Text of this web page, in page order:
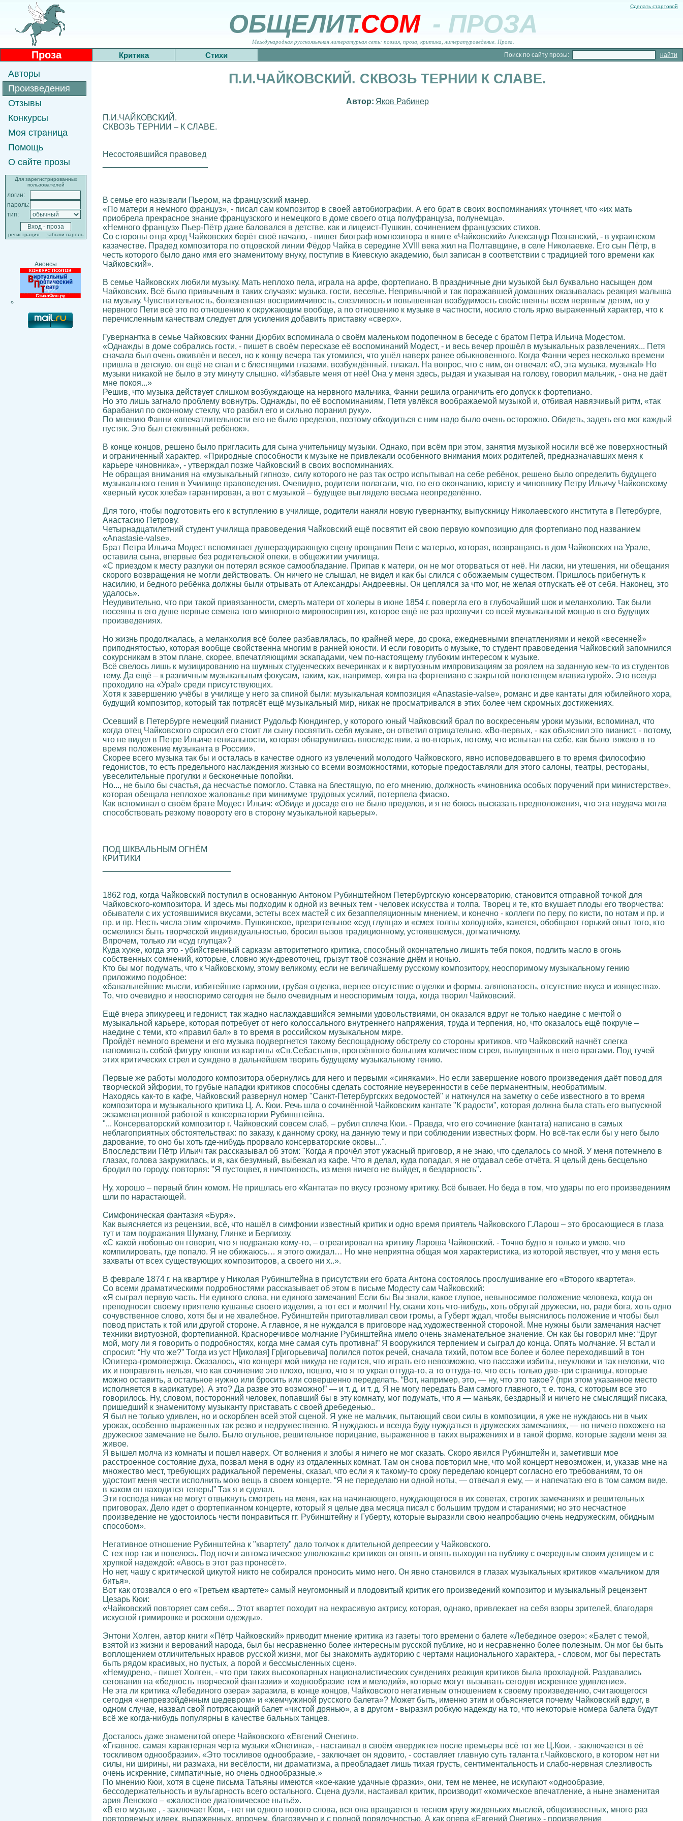
Сделать стартовой
ОБЩЕЛИТ.COM - ПРОЗА
Международная русскоязычная литературная сеть: поэзия, проза, критика, литературоведение. Проза.
Проза Критика Стихи Поиск по сайту прозы:
Авторы
Произведения
Отзывы
Конкурсы
Моя страница
Помощь
О сайте прозы
Для зарегистрированных
пользователей
логин:
пароль:
тип:
регистрация забыли пароль
Анонсы
П.И.ЧАЙКОВСКИЙ. СКВОЗЬ ТЕРНИИ К СЛАВЕ.
Автор: Яков Рабинер
П.И.ЧАЙКОВСКИЙ.
СКВОЗЬ ТЕРНИИ – К СЛАВЕ.
Несостоявшийся правовед
В семье его называли Пьером, на французский манер.
«По матери я немного француз», - писал сам композитор в своей автобиографии. А его брат в своих воспоминаниях уточняет, что «их мать
приобрела прекрасное знание французского и немецкого в доме своего отца полуфранцуза, полунемца».
«Немного француз» Пьер-Пётр даже баловался в детстве, как и лицеист-Пушкин, сочинением французских стихов.
Со стороны отца «род Чайковских берёт своё начало, - пишет биограф композитора в книге «Чайковский» Александр Познанский, - в украинском
казачестве. Прадед композитора по отцовской линии Фёдор Чайка в середине XVIII века жил на Полтавщине, в селе Николаевке. Его сын Пётр, в
честь которого было дано имя его знаменитому внуку, поступив в Киевскую академию, был записан в соответствии с традицией того времени как
Чайковский».
В семье Чайковских любили музыку. Мать неплохо пела, играла на арфе, фортепиано. В праздничные дни музыкой был буквально насыщен дом
Чайковских. Всё было привычным в таких случаях: музыка, гости, веселье. Непривычной и так поражавшей домашних оказывалась реакция малыша
на музыку. Чувствительность, болезненная восприимчивость, слезливость и повышенная возбудимость свойственны всем нервным детям, но у
нервного Пети всё это по отношению к окружающим вообще, а по отношению к музыке в частности, носило столь ярко выраженный характер, что к
перечисленным качествам следует для усиления добавить приставку «сверх».
Гувернантка в семье Чайковских Фанни Дюрбих вспоминала о своём маленьком подопечном в беседе с братом Петра Ильича Модестом.
«Однажды в доме собрались гости, - пишет в своём пересказе её воспоминаний Модест, - и весь вечер прошёл в музыкальных развлечениях... Петя
сначала был очень оживлён и весел, но к концу вечера так утомился, что ушёл наверх ранее обыкновенного. Когда Фанни через несколько времени
пришла в детскую, он ещё не спал и с блестящими глазами, возбуждённый, плакал. На вопрос, что с ним, он отвечал: «О, эта музыка, музыка!» Но
музыки никакой не было в эту минуту слышно. «Избавьте меня от неё! Она у меня здесь, рыдая и указывая на голову, говорил мальчик, - она не даёт
мне покоя...»
Решив, что музыка действует слишком возбуждающе на нервного мальчика, Фанни решила ограничить его допуск к фортепиано.
Но это лишь загнало проблему вовнутрь. Однажды, по её воспоминаниям, Петя увлёкся воображаемой музыкой и, отбивая навязчивый ритм, «так
барабанил по оконному стеклу, что разбил его и сильно поранил руку».
По мнению Фанни «впечатлительности его не было пределов, поэтому обходиться с ним надо было очень осторожно. Обидеть, задеть его мог каждый
пустяк. Это был стеклянный ребёнок».
В конце концов, решено было пригласить для сына учительницу музыки. Однако, при всём при этом, занятия музыкой носили всё же поверхностный
и ограниченный характер. «Природные способности к музыке не привлекали особенного внимания моих родителей, предназначавших меня к
карьере чиновника», - утверждал позже Чайковский в своих воспоминаниях.
Не обращая внимания на «музыкальный гипноз», силу которого не раз так остро испытывал на себе ребёнок, решено было определить будущего
музыкального гения в Училище правоведения. Очевидно, родители полагали, что, по его окончанию, юристу и чиновнику Петру Ильичу Чайковскому
«верный кусок хлеба» гарантирован, а вот с музыкой – будущее выглядело весьма неопределённо.
Для того, чтобы подготовить его к вступлению в училище, родители наняли новую гувернантку, выпускницу Николаевского института в Петербурге,
Анастасию Петрову.
Четырнадцатилетний студент училища правоведения Чайковский ещё посвятит ей свою первую композицию для фортепиано под названием
«Anastasie-valse».
Брат Петра Ильича Модест вспоминает душераздирающую сцену прощания Пети с матерью, которая, возвращаясь в дом Чайковских на Урале,
оставила сына, впервые без родительской опеки, в общежитии училища.
«С приездом к месту разлуки он потерял всякое самообладание. Припав к матери, он не мог оторваться от неё. Ни ласки, ни утешения, ни обещания
скорого возвращения не могли действовать. Он ничего не слышал, не видел и как бы слился с обожаемым существом. Пришлось прибегнуть к
насилию, и бедного ребёнка должны были отрывать от Александры Андреевны. Он цеплялся за что мог, не желая отпускать её от себя. Наконец, это
удалось».
Неудивительно, что при такой привязанности, смерть матери от холеры в июне 1854 г. повергла его в глубочайший шок и меланхолию. Так были
посеяны в его душе первые семена того минорного мировосприятия, которое ещё не раз прозвучит со всей музыкальной мощью в его будущих
произведениях.
Но жизнь продолжалась, а меланхолия всё более разбавлялась, по крайней мере, до срока, ежедневными впечатлениями и некой «весенней»
приподнятостью, которая вообще свойственна многим в ранней юности. И если говорить о музыке, то студент правоведения Чайковский запомнился
сокурсникам в этом плане, скорее, впечатляющими эскападами, чем по-настоящему глубоким интересом к музыке.
Всё свелось лишь к музицированию на шумных студенческих вечеринках и к виртуозным импровизациям за роялем на заданную кем-то из студентов
тему. Да ещё – к различным музыкальным фокусам, таким, как, например, «игра на фортепиано с закрытой полотенцем клавиатурой». Это всегда
проходило на «Ура!» среди присутствующих.
Хотя к завершению учёбы в училище у него за спиной были: музыкальная композиция «Anastasie-valse», романс и две кантаты для юбилейного хора,
будущий композитор, который так потрясёт ещё музыкальный мир, никак не просматривался в этих более чем скромных достижениях.
Осевший в Петербурге немецкий пианист Рудольф Кюндингер, у которого юный Чайковский брал по воскресеньям уроки музыки, вспоминал, что
когда отец Чайковского спросил его стоит ли сыну посвятить себя музыке, он ответил отрицательно. «Во-первых, - как объяснил это пианист, - потому,
что не видел в Петре Ильиче гениальности, которая обнаружилась впоследствии, а во-вторых, потому, что испытал на себе, как было тяжело в то
время положение музыканта в России».
Скорее всего музыка так бы и осталась в качестве одного из увлечений молодого Чайковского, явно исповедовавшего в то время философию
гедонистов, то есть предельного наслаждения жизнью со всеми возможностями, которые предоставляли для этого салоны, театры, рестораны,
увеселительные прогулки и бесконечные попойки.
Но..., не было бы счастья, да несчастье помогло. Ставка на блестящую, по его мнению, должность «чиновника особых поручений при министерстве»,
которая обещала неплохое жалованье при минимуме трудовых усилий, потерпела фиаско.
Как вспоминал о своём брате Модест Ильич: «Обиде и досаде его не было пределов, и я не боюсь высказать предположения, что эта неудача могла
способствовать резкому повороту его в сторону музыкальной карьеры».
ПОД ШКВАЛЬНЫМ ОГНЁМ
КРИТИКИ
1862 год, когда Чайковский поступил в основанную Антоном Рубинштейном Петербургскую консерваторию, становится отправной точкой для
Чайковского-композитора. И здесь мы подходим к одной из вечных тем - человек искусства и толпа. Творец и те, кто вкушает плоды его творчества:
обыватели с их устоявшимися вкусами, эстеты всех мастей с их безаппеляционным мнением, и конечно - коллеги по перу, по кисти, по нотам и пр. и
пр. и пр. Несть числа этим «прочим». Пушкинское, презрительное «суд глупца» и «смех толпы холодной», кажется, обобщают горький опыт того, кто
осмелился быть творческой индивидуальностью, бросил вызов традиционному, устоявшемуся, догматичному.
Впрочем, только ли «суд глупца»?
Куда хуже, когда это - убийственный сарказм авторитетного критика, способный окончательно лишить тебя покоя, подлить масло в огонь
собственных сомнений, которые, словно жук-древоточец, грызут твоё сознание днём и ночью.
Кто бы мог подумать, что к Чайковскому, этому великому, если не величайшему русскому композитору, неоспоримому музыкальному гению
приложимо подобное:
«банальнейшие мысли, избитейшие гармонии, грубая отделка, вернее отсутствие отделки и формы, аляповатость, отсутствие вкуса и изящества».
То, что очевидно и неоспоримо сегодня не было очевидным и неоспоримым тогда, когда творил Чайковский.
Ещё вчера эпикуреец и гедонист, так жадно наслаждавшийся земными удовольствиями, он оказался вдруг не только наедине с мечтой о
музыкальной карьере, которая потребует от него колоссального внутреннего напряжения, труда и терпения, но, что оказалось ещё покруче –
наедине с теми, кто «правил бал» в то время в российском музыкальном мире.
Пройдёт немного времени и его музыка подвергнется такому беспощадному обстрелу со стороны критиков, что Чайковский начнёт слегка
напоминать собой фигуру юноши из картины «Св.Себастьян», пронзённого большим количеством стрел, выпущенных в него врагами. Под тучей
этих критических стрел и суждено в дальнейшем творить будущему музыкальному гению.
Первые же работы молодого композитора обернулись для него и первыми «синяками». Но если завершение нового произведения даёт повод для
творческой эйфории, то грубые нападки критиков способны сделать состояние неуверенности в себе перманентным, необратимым.
Находясь как-то в кафе, Чайковский развернул номер "Санкт-Петербургских ведомостей" и наткнулся на заметку о себе известного в то время
композитора и музыкального критика Ц. А. Кюи. Речь шла о сочинённой Чайковским кантате "К радости", которая должна была стать его выпускной
экзаменационной работой в консерватории Рубинштейна.
"... Консерваторский композитор г. Чайковский совсем слаб, – рубил сплеча Кюи. - Правда, что его сочинение (кантата) написано в самых
неблагоприятных обстоятельствах: по заказу, к данному сроку, на данную тему и при соблюдении известных форм. Но всё-так если бы у него было
дарование, то оно бы хоть где-нибудь прорвало консерваторские оковы...".
Впоследствии Пётр Ильич так рассказывал об этом: "Когда я прочёл этот ужасный приговор, я не знаю, что сделалось со мной. У меня потемнело в
глазах, голова закружилась, и я, как безумный, выбежал из кафе. Что я делал, куда попадал, я не отдавал себе отчёта. Я целый день бесцельно
бродил по городу, повторяя: "Я пустоцвет, я ничтожность, из меня ничего не выйдет, я бездарность".
Ну, хорошо – первый блин комом. Не пришлась его «Кантата» по вкусу грозному критику. Всё бывает. Но беда в том, что удары по его произведениям
шли по нарастающей.
Симфоническая фантазия «Буря».
Как выясняется из рецензии, всё, что нашёл в симфонии известный критик и одно время приятель Чайковского Г.Ларош – это бросающиеся в глаза
тут и там подражания Шуману, Глинке и Берлиозу.
«С какой любовью он говорит, что я подражаю кому-то, – отреагировал на критику Лароша Чайковский. - Точно будто я только и умею, что
компилировать, где попало. Я не обижаюсь… я этого ожидал… Но мне неприятна общая моя характеристика, из которой явствует, что у меня есть
захваты от всех существующих композиторов, а своего ни х..».
В феврале 1874 г. на квартире у Николая Рубинштейна в присутствии его брата Антона состоялось прослушивание его «Второго квартета».
Со всеми драматическими подробностями рассказывает об этом в письме Модесту сам Чайковский:
«Я сыграл первую часть. Ни единого слова, ни единого замечания! Если бы Вы знали, какое глупое, невыносимое положение человека, когда он
преподносит своему приятелю кушанье своего изделия, а тот ест и молчит! Ну, скажи хоть что-нибудь, хоть обругай дружески, но, ради бога, хоть одно
сочувственное слово, хотя бы и не хвалебное. Рубинштейн приготавливал свои громы, а Губерт ждал, чтобы выяснилось положение и чтобы был
повод пристать к той или другой стороне. А главное, я не нуждался в приговоре над художественной стороной. Мне нужны были замечания насчет
техники виртуозной, фортепианной. Красноречивое молчание Рубинштейна имело очень знаменательное значение. Он как бы говорил мне: “Друг
мой, могу ли я говорить о подробностях, когда мне самая суть противна!” Я вооружился терпением и сыграл до конца. Опять молчание. Я встал и
спросил: “Ну что же?” Тогда из уст Н[иколая] Гр[игорьевича] полился поток речей, сначала тихий, потом все более и более переходивший в тон
Юпитера-громовержца. Оказалось, что концерт мой никуда не годится, что играть его невозможно, что пассажи избиты, неуклюжи и так неловки, что
их и поправлять нельзя, что как сочинение это плохо, пошло, что я то украл оттуда-то, а то оттуда-то, что есть только две-три страницы, которые
можно оставить, а остальное нужно или бросить или совершенно переделать. “Вот, например, это, — ну, что это такое? (при этом указанное место
исполняется в карикатуре). А это? Да разве это возможно!” — и т. д. и т. д. Я не могу передать Вам самого главного, т. е. тона, с которым все это
говорилось. Ну, словом, посторонний человек, попавший бы в эту комнату, мог подумать, что я — маньяк, бездарный и ничего не смыслящий писака,
пришедший к знаменитому музыканту приставать с своей дребеденью..
Я был не только удивлен, но и оскорблен всей этой сценой. Я уже не мальчик, пытающий свои силы в композиции, я уже не нуждаюсь ни в чьих
уроках, особенно выраженных так резко и недружественно. Я нуждаюсь и всегда буду нуждаться в дружеских замечаниях, — но ничего похожего на
дружеское замечание не было. Было огульное, решительное порицание, выраженное в таких выражениях и в такой форме, которые задели меня за
живое.
Я вышел молча из комнаты и пошел наверх. От волнения и злобы я ничего не мог сказать. Скоро явился Рубинштейн и, заметивши мое
расстроенное состояние духа, позвал меня в одну из отдаленных комнат. Там он снова повторил мне, что мой концерт невозможен, и, указав мне на
множество мест, требующих радикальной перемены, сказал, что если я к такому-то сроку переделаю концерт согласно его требованиям, то он
удостоит меня чести исполнить мою вещь в своем концерте. “Я не переделаю ни одной ноты, — отвечал я ему, — и напечатаю его в том самом виде,
в каком он находится теперь!” Так я и сделал.
Эти господа никак не могут отвыкнуть смотреть на меня, как на начинающего, нуждающегося в их советах, строгих замечаниях и решительных
приговорах. Дело идет о фортепианном концерте, который я целые два месяца писал с большим трудом и стараниями; но это несчастное
произведение не удостоилось чести понравиться гг. Рубинштейну и Губерту, которые выразили свою неапробацию очень недружеским, обидным
способом».
Негативное отношение Рубинштейна к "квартету" дало толчок к длительной депреесии у Чайковского.
С тех пор так и повелось. Под почти автоматическое улюлюканье критиков он опять и опять выходил на публику с очередным своим детищем и с
хрупкой надеждой: «Авось в этот раз пронесёт».
Но нет, чашу с критической цикутой никто не собирался проносить мимо него. Он явно становился в глазах музыкальных критиков «мальчиком для
битья».
Вот как отозвался о его «Третьем квартете» самый неугомонный и плодовитый критик его произведений композитор и музыкальный рецензент
Цезарь Кюи:
«Чайковский повторяет сам себя... Этот квартет походит на некрасивую актрису, которая, однако, привлекает на себя взоры зрителей, благодаря
искусной гримировке и роскоши одежды».
Энтони Холген, автор книги «Пётр Чайковский» приводит мнение критика из газеты того времени о балете «Лебединое озеро»: «Балет с темой,
взятой из жизни и верований народа, был бы несравненно более интересным русской публике, но и несравненно более полезным. Он мог бы быть
воплощением отличительных нравов русской жизни, мог бы знакомить аудиторию с чертами национального характера, - словом, мог бы перестать
быть рядом красивых, но пустых, а порой и бессмысленных сцен».
«Немудрено, - пишет Холген, - что при таких высокопарных националистических суждениях реакция критиков была прохладной. Раздавались
сетования на «бедность творческой фантазии» и «однообразие тем и мелодий», которые могут вызывать сегодня искреннее удивление».
Не эта ли критика «Лебединого озера» заразила, в конце концов, Чайковского негативным отношением к своему произведению, считающегося
сегодня «непревзойдённым шедевром» и «жемчужиной русского балета»? Может быть, именно этим и объясняется почему Чайковский вдруг, в
одном случае, назвал свой потрясающий балет «чистой дрянью», а в другом - выразил робкую надежду на то, что некоторые номера балета будут
всё же когда-нибудь популярны в качестве бальных танцев.
Досталось даже знаменитой опере Чайковского «Евгений Онегин».
«Главное, самая характерная черта музыки «Онегина», - настаивал в своём «вердикте» после премьеры всё тот же Ц.Кюи, - заключается в её
тоскливом однообразии». «Это тоскливое однообразие, - заключает он ядовито, - составляет главную суть таланта г.Чайковского, в котором нет ни
силы, ни ширины, ни размаха, ни весёлости, ни драматизма, а преобладает лишь тихая грусть, сентиментальность и слабо-нервная слезливость
очень искренние, симпатичные, но очень однообразные.»
По мнению Кюи, хотя в сцене письма Татьяны имеются «кое-какие удачные фразки», они, тем не менее, не искупают «однообразие,
бессодержательность и вульгарность всего остального. Сцена дуэли, настаивал критик, производит «комическое впечатление, а ныне знаменитая
ария Ленского – «жалостное диатоническое нытьё».
«В его музыке , - заключает Кюи, - нет ни одного нового слова, вся она вращается в тесном кругу жиденьких мыслей, общеизвестных, много раз
повторяемых идеек, выраженных, впрочем, благозвучно и с полной порядочностью. А как опера «Евгений Онегин» - произведение